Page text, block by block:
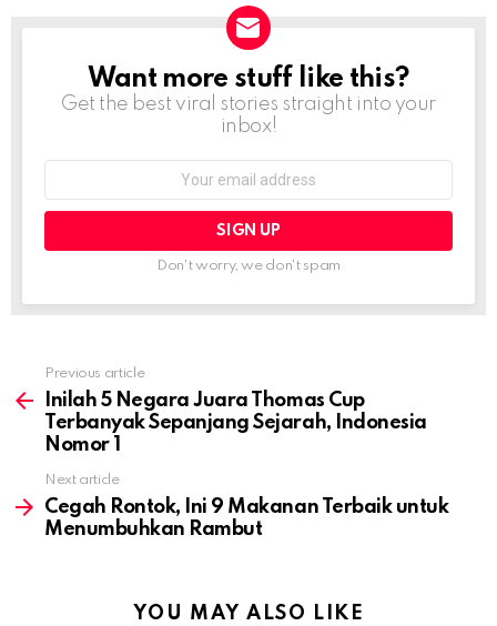
NEWSLETTER
Want more stuff like this?
Get the best viral stories straight into your
inbox!
Don't worry, we don't spam
more
Previous article
Inilah 5 Negara Juara Thomas Cup
Terbanyak Sepanjang Sejarah, Indonesia
Nomor 1
Next article
Cegah Rontok, Ini 9 Makanan Terbaik untuk
Menumbuhkan Rambut
YOU MAY ALSO LIKE